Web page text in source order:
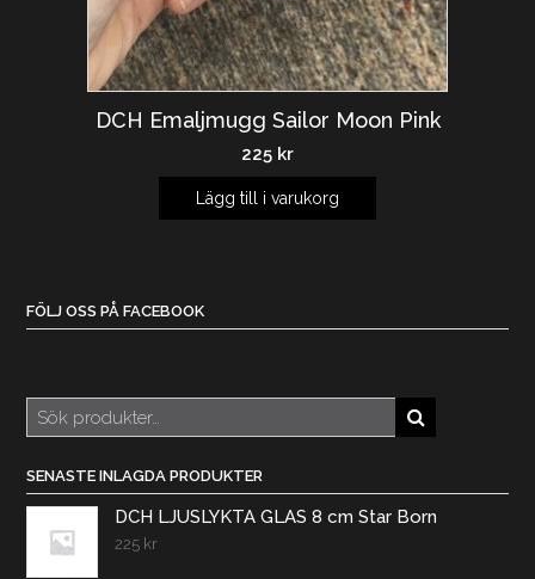
DCH Emaljmugg Sailor Moon Pink
225 kr
Lägg till i varukorg
FÖLJ OSS PÅ FACEBOOK
Sök
efter:
SENASTE INLAGDA PRODUKTER
DCH LJUSLYKTA GLAS 8 cm Star Born
225 kr